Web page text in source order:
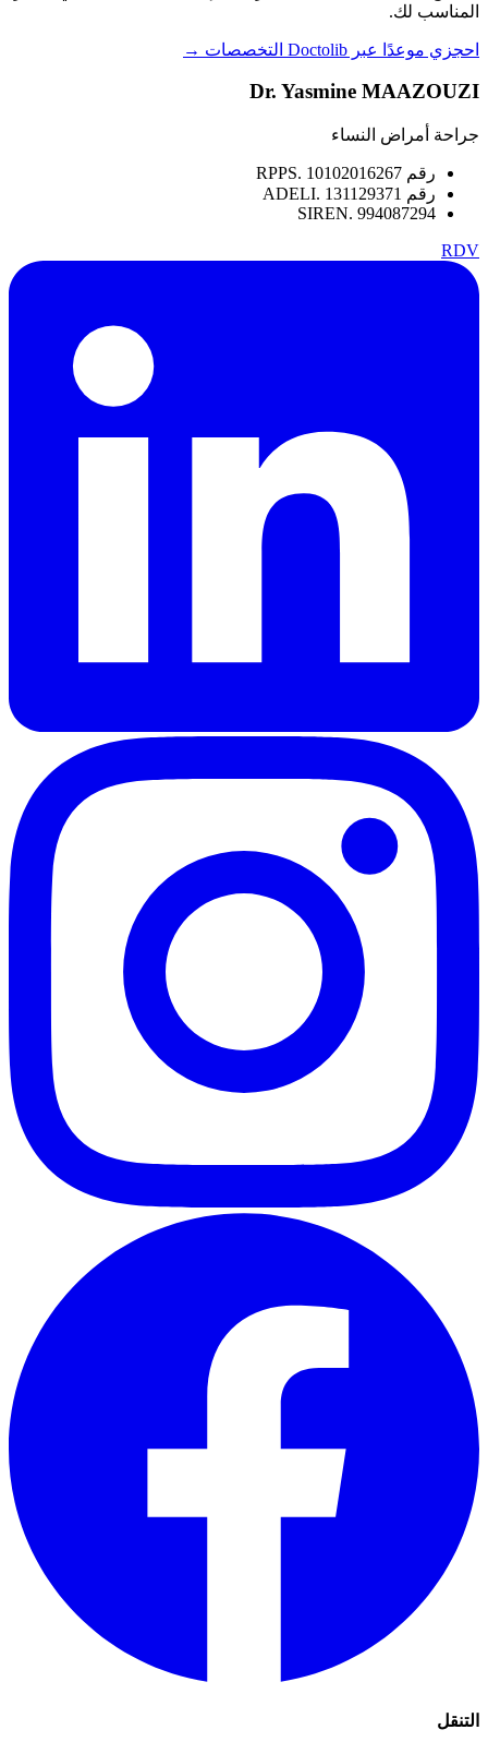
المناسب لك.
احجزي موعدًا عبر Doctolib التخصصات →
Dr. Yasmine MAAZOUZI
جراحة أمراض النساء
رقم RPPS. 10102016267
رقم ADELI. 131129371
SIREN. 994087294
RDV
التنقل